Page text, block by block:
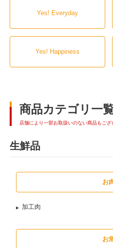
Yes! Everyday
Yes! Happiness
商品カテゴリ一
店舗により一部お取扱いのない商品もござ
生鮮品
お
加工肉
お